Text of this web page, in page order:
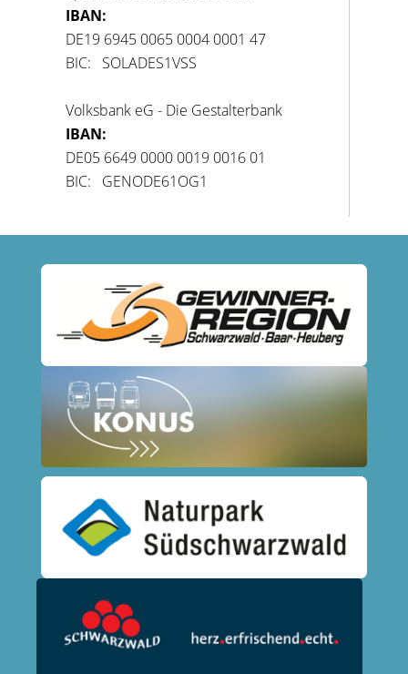
IBAN:
DE19 6945 0065 0004 0001 47
BIC: SOLADES1VSS
Volksbank eG - Die Gestalterbank
IBAN:
DE05 6649 0000 0019 0016 01
BIC: GENODE61OG1